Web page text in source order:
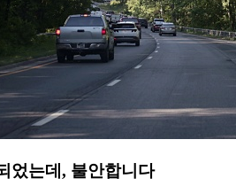
었는데, 불안합니다